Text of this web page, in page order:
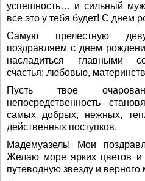
успешность… и сильный
все это у тебя будет! С днем
Самую прелестную
поздравляем с днем
насладиться главными
счастья: любовью,
Пусть твое
непосредственность
самых добрых, нежных,
действенных поступков.
Мадемуазель! Мои
Желаю море ярких цветов и
путеводную звезду и